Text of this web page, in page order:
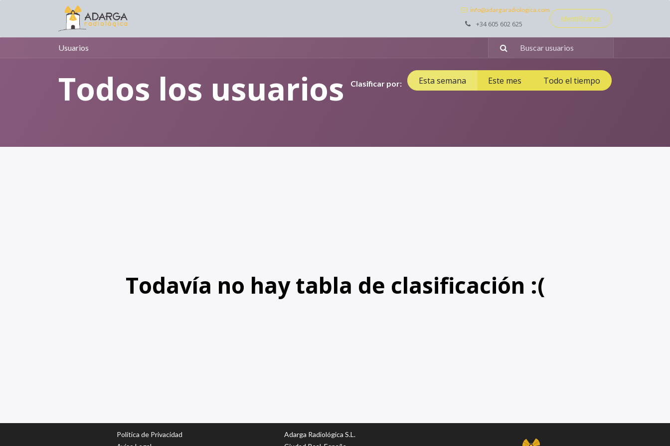
info@adargaradiologica.com
+34 605 602 625
Identificarse
Usuarios
Todos los usuarios Clasificar por: Esta semana Este mes Todo el tiempo
Todavía no hay tabla de clasificación :(
Política de Privacidad
Adarga Radiológica S.L.